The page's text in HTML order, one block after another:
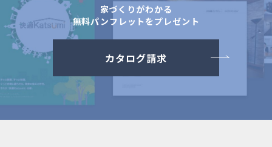
家づくりがわかる
無料パンフレットをプレゼント
カタログ請求